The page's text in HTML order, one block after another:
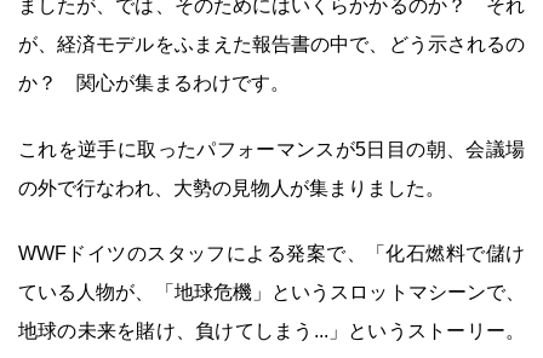
ましたが、では、そのためにはいくらかかるのか？ それ
が、経済モデルをふまえた報告書の中で、どう示されるの
か？ 関心が集まるわけです。
これを逆手に取ったパフォーマンスが5日目の朝、会議場
の外で行なわれ、大勢の見物人が集まりました。
WWFドイツのスタッフによる発案で、「化石燃料で儲け
ている人物が、「地球危機」というスロットマシーンで、
地球の未来を賭け、負けてしまう...」というストーリー。